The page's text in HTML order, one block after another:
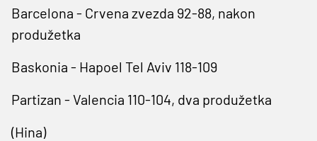
Barcelona - Crvena zvezda 92-88, nakon
produžetka
Baskonia - Hapoel Tel Aviv 118-109
Partizan - Valencia 110-104, dva produžetka
(Hina)